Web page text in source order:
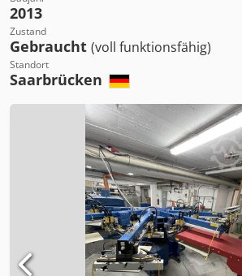
2013
Zustand
Gebraucht (voll funktionsfähig)
Standort
Saarbrücken